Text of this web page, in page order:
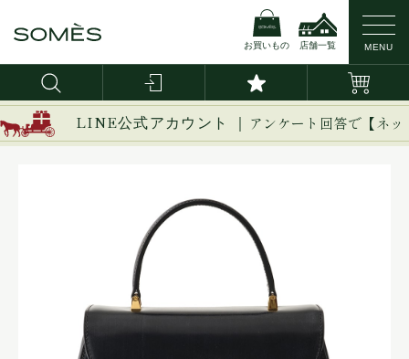
お買いもの 店舗一覧 MENU
LINE公式アカウント ｜ アンケート回答で【ネ